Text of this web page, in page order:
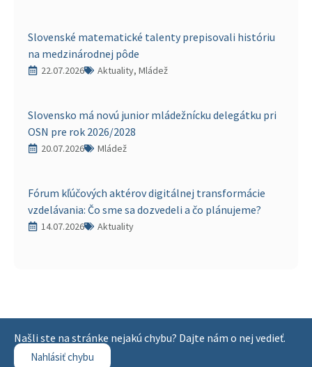
Slovenské matematické talenty prepisovali históriu
na medzinárodnej pôde
22.07.2026 Aktuality, Mládež
Slovensko má novú junior mládežnícku delegátku pri
OSN pre rok 2026/2028
20.07.2026 Mládež
Fórum kľúčových aktérov digitálnej transformácie
vzdelávania: Čo sme sa dozvedeli a čo plánujeme?
14.07.2026 Aktuality
Našli ste na stránke nejakú chybu? Dajte nám o nej vedieť.
Nahlásiť chybu